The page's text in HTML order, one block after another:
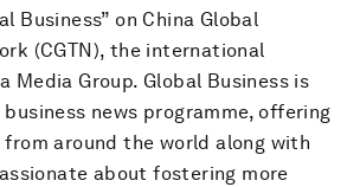
Business” on China Global
(CGTN), the international
Media Group. Global Business is
business news programme, offering
around the world along with
about fostering more